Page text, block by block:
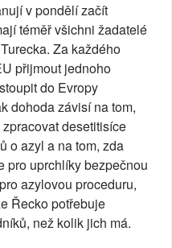
v pondělí začít
téměř všichni žadatelé
Za každého
přijmout jednoho
do Evropy
dohoda závisí na tom,
desetitisíce
o azyl a na tom, zda
pro uprchlíky bezpečnou
azylovou proceduru,
Řecko potřebuje
než kolik jich má.